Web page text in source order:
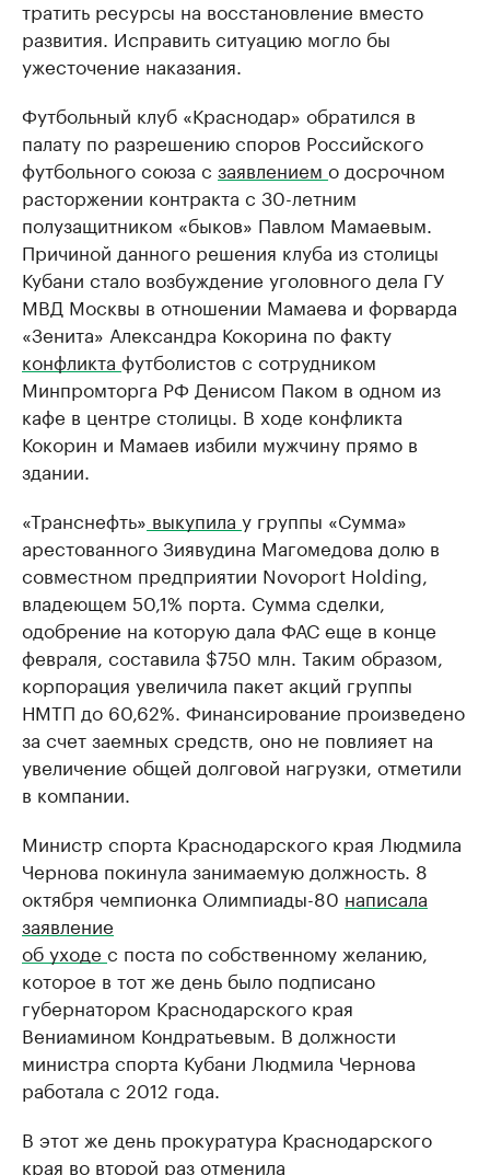
тратить ресурсы на восстановление вместо
развития. Исправить ситуацию могло бы
ужесточение наказания.
Футбольный клуб «Краснодар» обратился в
палату по разрешению споров Российского
футбольного союза с заявлением о досрочном
расторжении контракта с 30-летним
полузащитником «быков» Павлом Мамаевым.
Причиной данного решения клуба из столицы
Кубани стало возбуждение уголовного дела ГУ
МВД Москвы в отношении Мамаева и форварда
«Зенита» Александра Кокорина по факту
конфликта футболистов с сотрудником
Минпромторга РФ Денисом Паком в одном из
кафе в центре столицы. В ходе конфликта
Кокорин и Мамаев избили мужчину прямо в
здании.
«Транснефть» выкупила у группы «Сумма»
арестованного Зиявудина Магомедова долю в
совместном предприятии Novoport Holding,
владеющем 50,1% порта. Сумма сделки,
одобрение на которую дала ФАС еще в конце
февраля, составила $750 млн. Таким образом,
корпорация увеличила пакет акций группы
НМТП до 60,62%. Финансирование произведено
за счет заемных средств, оно не повлияет на
увеличение общей долговой нагрузки, отметили
в компании.
Министр спорта Краснодарского края Людмила
Чернова покинула занимаемую должность. 8
октября чемпионка Олимпиады-80 написала
заявление
об уходе с поста по собственному желанию,
которое в тот же день было подписано
губернатором Краснодарского края
Вениамином Кондратьевым. В должности
министра спорта Кубани Людмила Чернова
работала с 2012 года.
В этот же день прокуратура Краснодарского
края во второй раз отменила